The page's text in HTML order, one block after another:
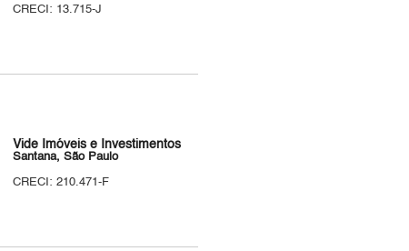
CRECI: 13.715-J
Vide Imóveis e Investimentos
Santana, São Paulo
CRECI: 210.471-F